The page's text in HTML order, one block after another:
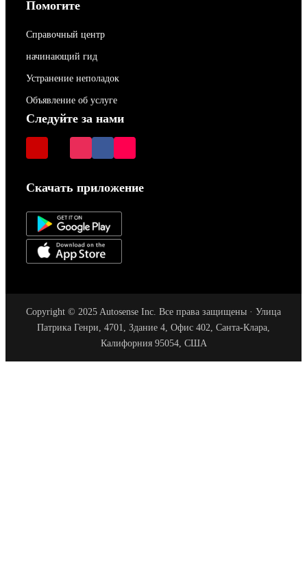
Помогите
Справочный центр
начинающий гид
Устранение неполадок
Объявление об услуге
Следуйте за нами
Скачать приложение
Copyright © 2025 Autosense Inc. Все права защищены · Улица
Патрика Генри, 4701, Здание 4, Офис 402, Санта-Клара,
Калифорния 95054, США